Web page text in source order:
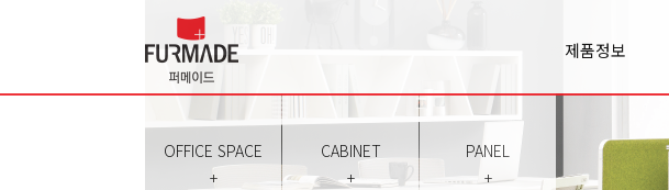
제품정보
Office space
Panel
Premierclass
OFFICE SPACE
+
CABINET
+
PANEL
+